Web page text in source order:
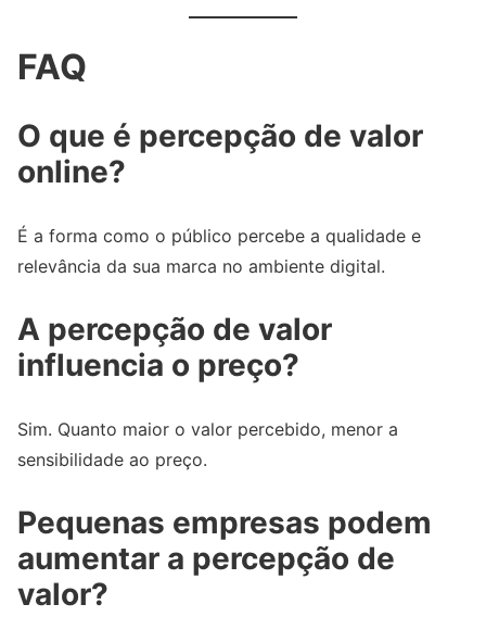
FAQ
O que é percepção de valor
online?
É a forma como o público percebe a qualidade e
relevância da sua marca no ambiente digital.
A percepção de valor
influencia o preço?
Sim. Quanto maior o valor percebido, menor a
sensibilidade ao preço.
Pequenas empresas podem
aumentar a percepção de
valor?